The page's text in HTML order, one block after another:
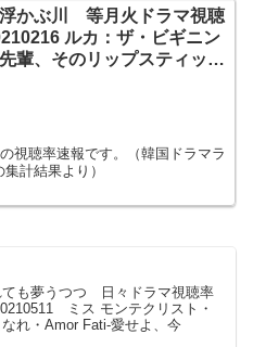
かぶ川 等月火ドラマ視聴
ルカ：ザ・ビギニン
輩、そのリップスティック
視聴率速報です。（韓国ドラマラ
計結果より）
ても夢うつつ 日々ドラマ視聴率
ミス モンテクリスト・
なれ・Amor Fati-愛せよ、今